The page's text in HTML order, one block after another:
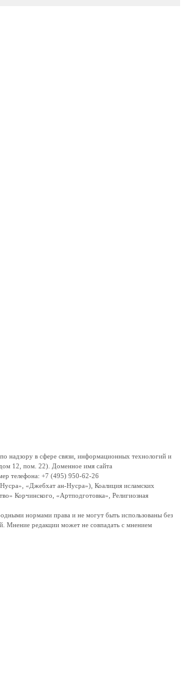
в сфере связи, информационных технологий и
12, пом. 22). Доменное имя сайта
телефона: +7 (495) 950-62-26
«Джебхат ан-Нусра»), Коалиция исламских
Корчинского, «Артподготовка», Религиозная
нормами права и не могут быть использованы без
Мнение редакции может не совпадать с мнением